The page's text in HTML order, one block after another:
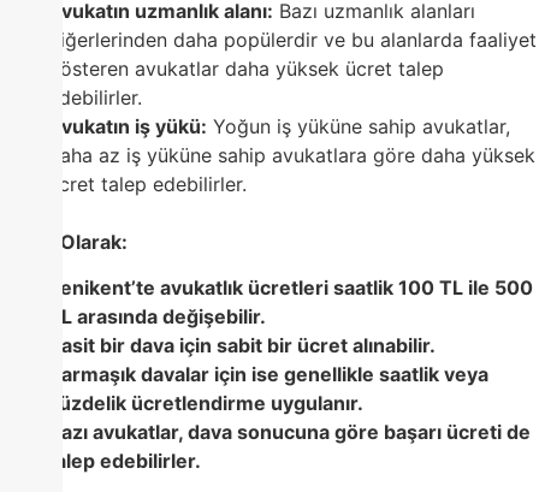
Avukatın uzmanlık alanı: Bazı uzmanlık alanları
diğerlerinden daha popülerdir ve bu alanlarda faaliyet
gösteren avukatlar daha yüksek ücret talep
edebilirler.
Avukatın iş yükü: Yoğun iş yüküne sahip avukatlar,
daha az iş yüküne sahip avukatlara göre daha yüksek
ücret talep edebilirler.
Genel Olarak:
Yenikent’te avukatlık ücretleri saatlik 100 TL ile 500
TL arasında değişebilir.
Basit bir dava için sabit bir ücret alınabilir.
Karmaşık davalar için ise genellikle saatlik veya
yüzdelik ücretlendirme uygulanır.
Bazı avukatlar, dava sonucuna göre başarı ücreti de
talep edebilirler.